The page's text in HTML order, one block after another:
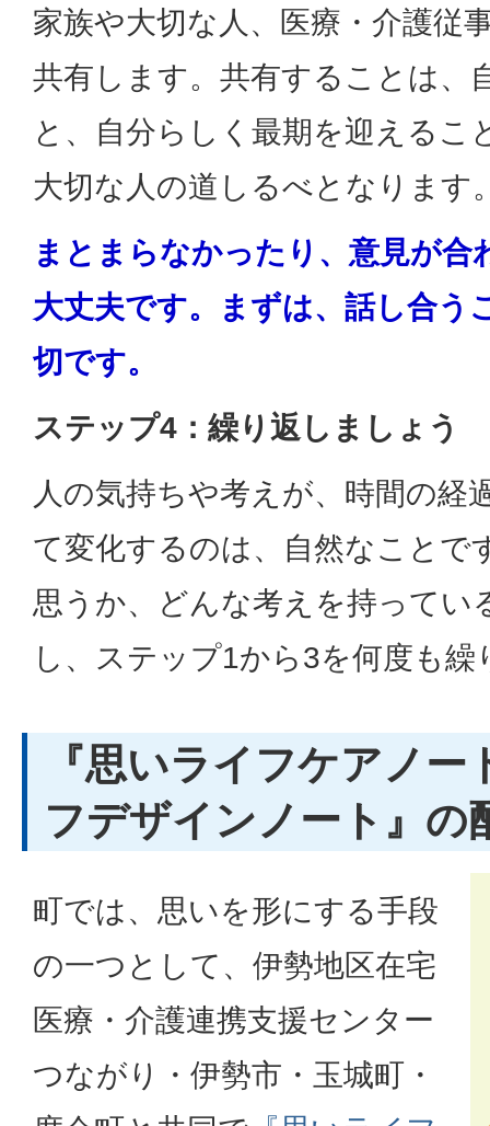
家族や大切な人、医療・介護従
共有します。共有することは、
と、自分らしく最期を迎えるこ
大切な人の道しるべとなります
まとまらなかったり、意見が合
大丈夫です。まずは、話し合う
切です。
ステップ4：繰り返しましょう
人の気持ちや考えが、時間の経
て変化するのは、自然なことで
思うか、どんな考えを持ってい
し、ステップ1から3を何度も
『思いライフケアノ
フデザインノート』の
町では、思いを形にする手段
の一つとして、伊勢地区在宅
医療・介護連携支援センター
つながり・伊勢市・玉城町・